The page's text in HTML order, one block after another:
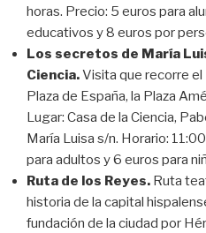
horas. Precio: 5 euros para
educativos y 8 euros por
Los secretos de María
Ciencia.Visita que recorre el
Plaza de España, la Plaza
Lugar: Casa de la Ciencia,
María Luisa s/n. Horario:
para adultos y 6 euros para
Ruta de los Reyes. Ruta
historia de la capital
fundación de la ciudad por